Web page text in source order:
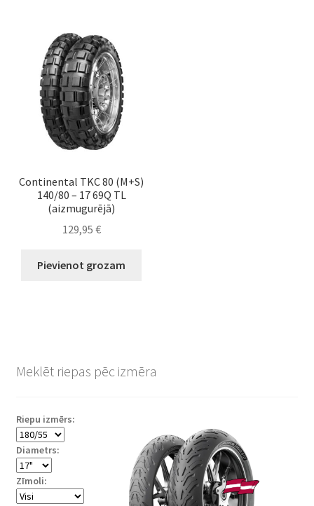
Continental TKC 80 (M+S)
140/80 – 17 69Q TL
(aizmugurējā)
129,95 €
Pievienot grozam
Meklēt riepas pēc izmēra
Riepu izmērs:
Diametrs:
Zīmoli: